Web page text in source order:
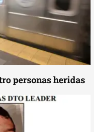
personas heridas